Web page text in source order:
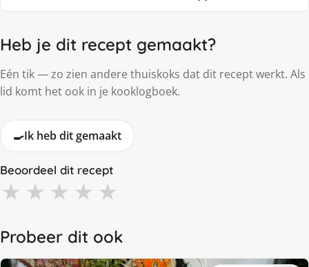
Heb je dit recept gemaakt?
Eén tik — zo zien andere thuiskoks dat dit recept werkt. Als
lid komt het ook in je kooklogboek.
🍳Ik heb dit gemaakt
Beoordeel dit recept
★ ★ ★ ★ ★
Probeer dit ook